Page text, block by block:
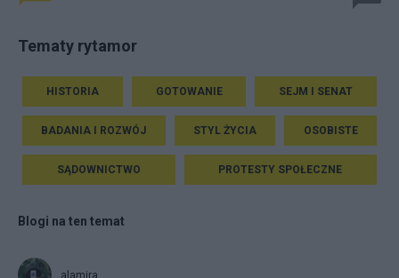
Tematy rytamor
HISTORIA GOTOWANIE SEJM I SENAT
BADANIA I ROZWÓJ STYL ŻYCIA OSOBISTE
SĄDOWNICTWO PROTESTY SPOŁECZNE
Blogi na ten temat
alamira